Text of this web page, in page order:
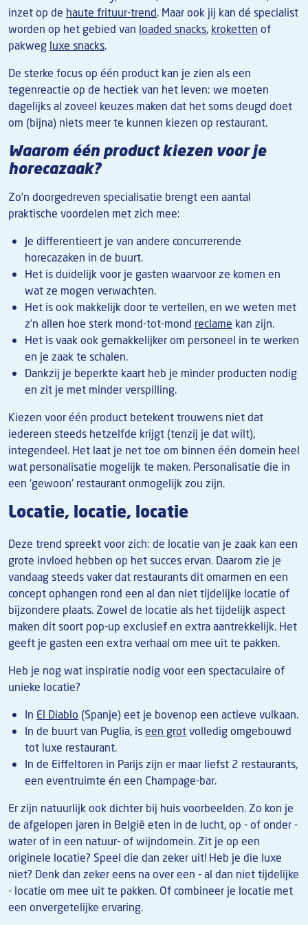
inzet op de haute frituur-trend. Maar ook jij kan dé specialist
worden op het gebied van loaded snacks, kroketten of
pakweg luxe snacks.
De sterke focus op één product kan je zien als een
tegenreactie op de hectiek van het leven: we moeten
dagelijks al zoveel keuzes maken dat het soms deugd doet
om (bijna) niets meer te kunnen kiezen op restaurant.
Waarom één product kiezen voor je
horecazaak?
Zo’n doorgedreven specialisatie brengt een aantal
praktische voordelen met zich mee:
Je differentieert je van andere concurrerende
horecazaken in de buurt.
Het is duidelijk voor je gasten waarvoor ze komen en
wat ze mogen verwachten.
Het is ook makkelijk door te vertellen, en we weten met
z’n allen hoe sterk mond-tot-mond reclame kan zijn.
Het is vaak ook gemakkelijker om personeel in te werken
en je zaak te schalen.
Dankzij je beperkte kaart heb je minder producten nodig
en zit je met minder verspilling.
Kiezen voor één product betekent trouwens niet dat
iedereen steeds hetzelfde krijgt (tenzij je dat wilt),
integendeel. Het laat je net toe om binnen één domein heel
wat personalisatie mogelijk te maken. Personalisatie die in
een ‘gewoon’ restaurant onmogelijk zou zijn.
Locatie, locatie, locatie
Deze trend spreekt voor zich: de locatie van je zaak kan een
grote invloed hebben op het succes ervan. Daarom zie je
vandaag steeds vaker dat restaurants dit omarmen en een
concept ophangen rond een al dan niet tijdelijke locatie of
bijzondere plaats. Zowel de locatie als het tijdelijk aspect
maken dit soort pop-up exclusief en extra aantrekkelijk. Het
geeft je gasten een extra verhaal om mee uit te pakken.
Heb je nog wat inspiratie nodig voor een spectaculaire of
unieke locatie?
In El Diablo (Spanje) eet je bovenop een actieve vulkaan.
In de buurt van Puglia, iseen grotvolledig omgebouwd
tot luxe restaurant.
In de Eiffeltoren in Parijs zijn er maar liefst 2 restaurants,
een eventruimte én een Champage-bar.
Er zijn natuurlijk ook dichter bij huis voorbeelden. Zo kon je
de afgelopen jaren in België eten in de lucht, op - of onder -
water of in een natuur- of wijndomein. Zit je op een
originele locatie? Speel die dan zeker uit! Heb je die luxe
niet? Denk dan zeker eens na over een - al dan niet tijdelijke
- locatie om mee uit te pakken. Of combineer je locatie met
een onvergetelijke ervaring.